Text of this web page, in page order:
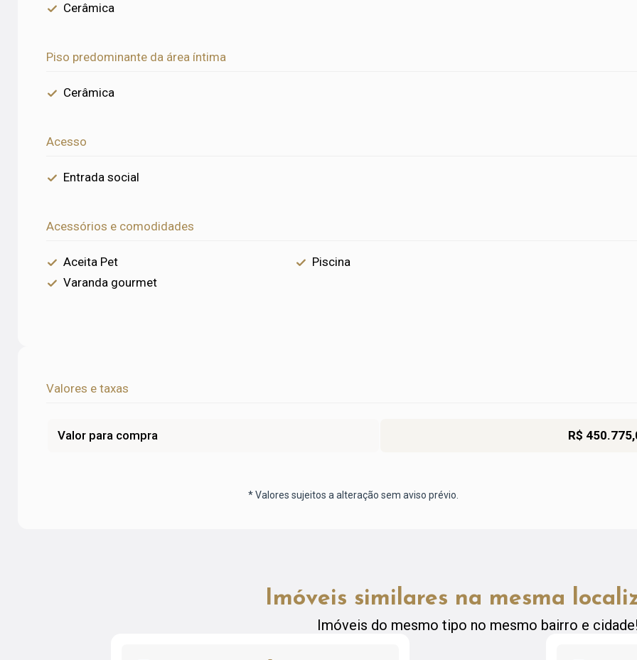
Cerâmica
Piso predominante da área íntima
Cerâmica
Acesso
Entrada social
Acessórios e comodidades
Aceita Pet
Piscina
Varanda gourmet
Valores e taxas
Valor para compra R$
* Valores sujeitos a alteração sem aviso prévio.
Imóveis similares na mesma
Imóveis do mesmo tipo no mesmo bairro e